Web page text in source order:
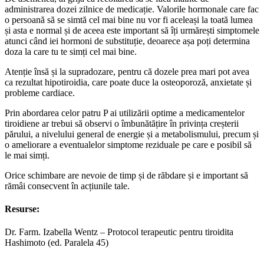
administrarea dozei zilnice de medicație. Valorile hormonale care fac
o persoană să se simtă cel mai bine nu vor fi aceleași la toată lumea
și asta e normal și de aceea este important să îți urmărești simptomele
atunci când iei hormoni de substituție, deoarece așa poți determina
doza la care tu te simți cel mai bine.
Atenție însă și la supradozare, pentru că dozele prea mari pot avea
ca rezultat hipotiroidia, care poate duce la osteoporoză, anxietate și
probleme cardiace.
Prin abordarea celor patru P ai utilizării optime a medicamentelor
tiroidiene ar trebui să observi o îmbunătățire în privința creșterii
părului, a nivelului general de energie și a metabolismului, precum și
o ameliorare a eventualelor simptome reziduale pe care e posibil să
le mai simți.
Orice schimbare are nevoie de timp și de răbdare și e important să
rămâi consecvent în acțiunile tale.
Resurse:
Dr. Farm. Izabella Wentz – Protocol terapeutic pentru tiroidita
Hashimoto (ed. Paralela 45)